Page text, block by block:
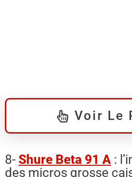
Voir Le
8- Shure Beta 91 A :
des micros grosse